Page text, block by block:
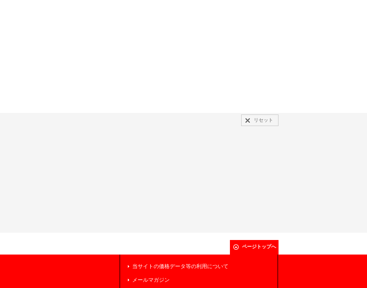
リセット
ページトップへ
当サイトの価格データ等の利用について
メールマガジン